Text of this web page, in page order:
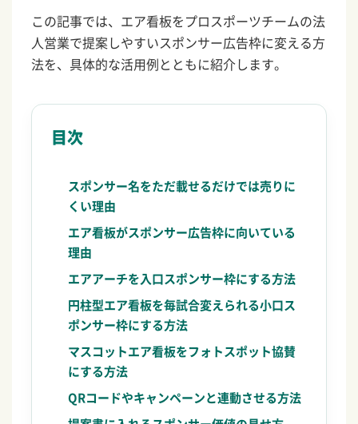
この記事では、エア看板をプロスポーツチームの法
人営業で提案しやすいスポンサー広告枠に変える方
法を、具体的な活用例とともに紹介します。
目次
スポンサー名をただ載せるだけでは売りに
くい理由
エア看板がスポンサー広告枠に向いている
理由
エアアーチを入口スポンサー枠にする方法
円柱型エア看板を毎試合変えられる小口ス
ポンサー枠にする方法
マスコットエア看板をフォトスポット協賛
にする方法
QRコードやキャンペーンと連動させる方法